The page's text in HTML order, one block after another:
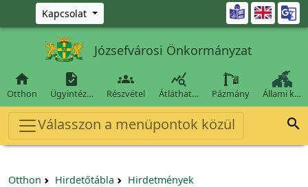
Ugrás a fő tartalomra
Kapcsolat 
Józsefvárosi Önkormányzat

Otthon

Ügyintéz…

Részvétel

Átláthat… Pázmány Állami k…
Válasszon a menüpontok közül 
Otthon Hirdetőtábla Hirdetmények